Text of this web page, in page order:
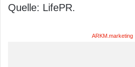
Quelle: LifePR.
ARKM.marketing